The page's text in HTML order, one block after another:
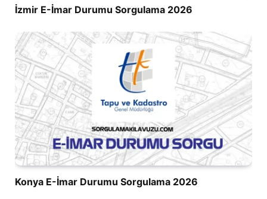
İzmir E-İmar Durumu Sorgulama 2026
Konya E-İmar Durumu Sorgulama 2026